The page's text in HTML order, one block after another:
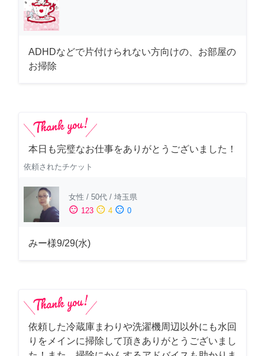
ADHDなどで片付けられない方向けの、お部屋の
お掃除
本日も完璧なお仕事をありがとうございました！
依頼されたチケット
女性 / 50代 / 埼玉県
sentiment_satisfied 123 sentiment_neutral 4 sentiment_dissatisfied 0
みー様9/29(水)
依頼した冷蔵庫まわりや洗濯機周辺以外にも水回
りをメインに掃除して頂きありがとうございまし